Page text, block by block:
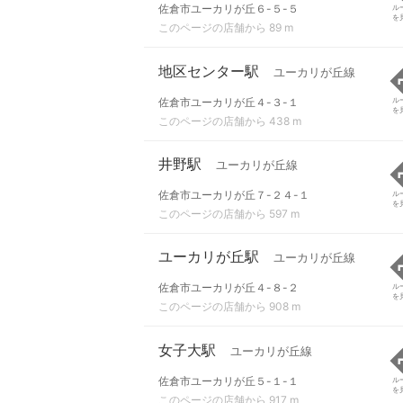
佐倉市ユーカリが丘６-５-５
このページの店舗から 89 m
ル
を
地区センター駅 ユーカリが丘線
佐倉市ユーカリが丘４-３-１
このページの店舗から 438 m
ル
を
井野駅 ユーカリが丘線
佐倉市ユーカリが丘７-２４-１
このページの店舗から 597 m
ル
を
ユーカリが丘駅 ユーカリが丘線
佐倉市ユーカリが丘４-８-２
このページの店舗から 908 m
ル
を
女子大駅 ユーカリが丘線
佐倉市ユーカリが丘５-１-１
このページの店舗から 917 m
ル
を